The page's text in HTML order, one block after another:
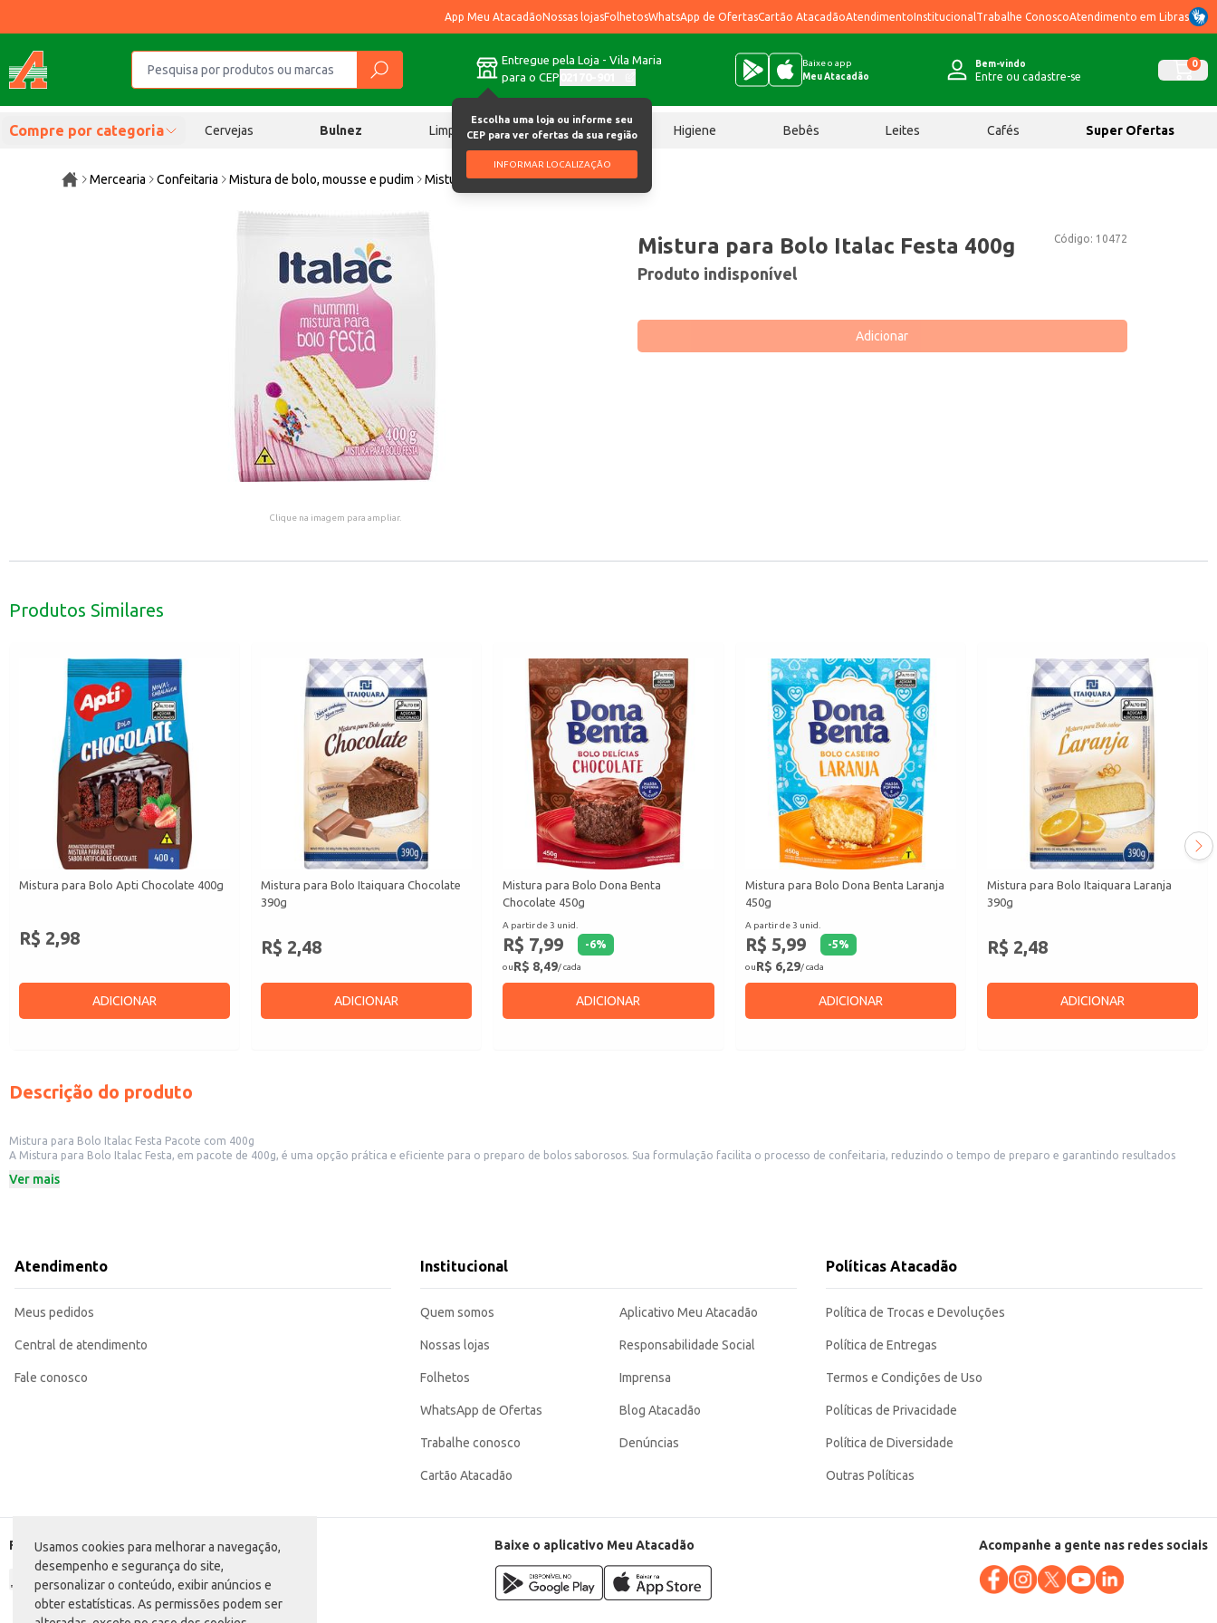
Usamos cookies para melhorar a navegação,
desempenho e segurança do site,
personalizar o conteúdo, exibir anúncios e
obter estatísticas. As permissões podem ser
App Meu AtacadãoNossas lojasFolhetosWhatsApp de OfertasCartão AtacadãoAtendimentoInstitucional Trabalhe ConoscoAtendimento em Libras
Entregue pela Loja - Vila Maria
para o CEP
Escolha uma loja ou informe seu
CEP para ver ofertas da sua região
INFORMAR LOCALIZAÇÃO
Baixe o app
Meu Atacadão
Bem-vindo
Entre ou cadastre-se
0
Compre por categoria Cervejas Bulnez Limpeza Chocolates Higiene Bebês Leites Cafés Super Ofertas
Mercearia Confeitaria Mistura de bolo, mousse e pudim Mistura para Bolo Italac Festa 400g
Clique na imagem para ampliar.
Código: 10472
Mistura para Bolo Italac Festa 400g
Produto indisponível
Adicionar
Produtos Similares
Mistura para Bolo Apti Chocolate 400g
R$ 2,98
ADICIONAR
Mistura para Bolo Itaiquara Chocolate
390g
R$ 2,48
ADICIONAR
Mistura para Bolo Dona Benta
Chocolate 450g
A partir de 3 unid.
R$ 7,99 -6%
ouR$ 8,49/ cada
ADICIONAR
Mistura para Bolo Dona Benta Laranja
450g
A partir de 3 unid.
R$ 5,99 -5%
ouR$ 6,29/ cada
ADICIONAR
Mistura para Bolo Itaiquara Laranja
390g
R$ 2,48
ADICIONAR
Descrição do produto
Mistura para Bolo Italac Festa Pacote com 400g
A Mistura para Bolo Italac Festa, em pacote de 400g, é uma opção prática e eficiente para o preparo de bolos saborosos. Sua formulação facilita o processo de confeitaria, reduzindo o tempo de preparo e garantindo resultados
Dicas de uso:
Marca: Italac
Departamento: Mercearia
Conteúdo: 400g
Ver mais
Atendimento
Meus pedidos
Central de atendimento
Fale conosco
Institucional
Quem somos
Nossas lojas
Folhetos
WhatsApp de Ofertas
Trabalhe conosco
Cartão Atacadão
Aplicativo Meu Atacadão
Responsabilidade Social
Imprensa
Blog Atacadão
Denúncias
Políticas Atacadão
Política de Trocas e Devoluções
Política de Entregas
Termos e Condições de Uso
Políticas de Privacidade
Política de Diversidade
Outras Políticas
Formas de pagamento Baixe o aplicativo Meu Atacadão Acompanhe a gente nas redes sociais